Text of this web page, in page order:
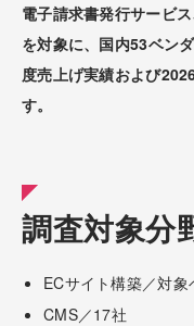
電子請求書発行サービ
を対象に、国内53ベン
度売上げ実績および
す。
調査対象分
ECサイト構築／対
CMS／17社